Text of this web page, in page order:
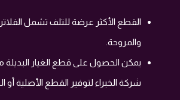
القطع الأكثر عرضة للتلف تشمل
والمروحة.
يمكن الحصول على قطع الغيار
شركة الخبراء لتوفير القطع الأصلية أو